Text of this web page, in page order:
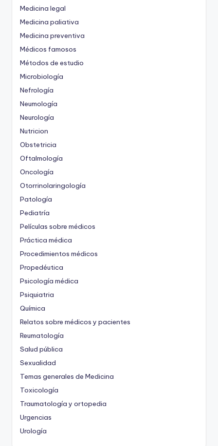
Medicina legal
Medicina paliativa
Medicina preventiva
Médicos famosos
Métodos de estudio
Microbiología
Nefrología
Neumología
Neurología
Nutricion
Obstetricia
Oftalmología
Oncología
Otorrinolaringología
Patología
Pediatría
Películas sobre médicos
Práctica médica
Procedimientos médicos
Propedéutica
Psicología médica
Psiquiatria
Química
Relatos sobre médicos y pacientes
Reumatología
Salud pública
Sexualidad
Temas generales de Medicina
Toxicología
Traumatología y ortopedia
Urgencias
Urología